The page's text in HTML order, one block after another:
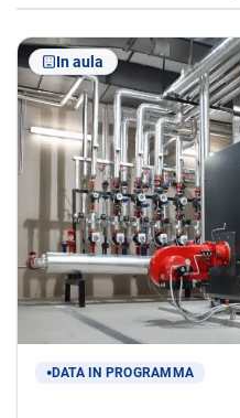
In aula
DATA IN PROGRAMMA